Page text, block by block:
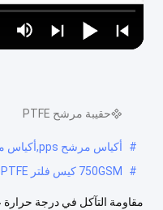
حقيبة مرشح PTFE
#
أكياس مرشح pps,أكياس مرشح غشاء ptfe,أكياس البوليثين لشفط الغبار
#
750GSM كيس فلتر PTFE,كيس تصفية مغلف بفيلم PTFE,أكياس فلتر PTFE المقاومة للتآكل